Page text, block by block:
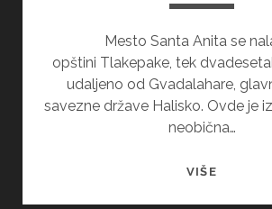
Mesto Santa Anita se
opštini Tlakepake, tek
udaljeno od Gvadalahare,
savezne države Halisko. Ovde je
neobična…
VIŠEHABITAT